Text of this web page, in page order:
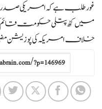
غور طلب ہے کہ امریکی صدر
میں کٹھ پتلی حکومت
خلاف امریکہ کی پوزیشن